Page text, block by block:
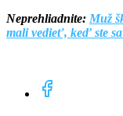
Neprehliadnite: Muž
mali vedieť, keď ste